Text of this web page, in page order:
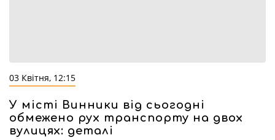
03 Квітня, 12:15
У місті Винники від сьогодні
обмежено рух транспорту на двох
вулицях: деталі